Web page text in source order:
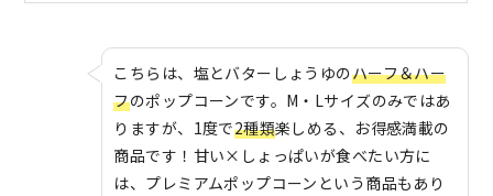
こちらは、塩とバターしょうゆのハーフ＆ハー
フのポップコーンです。M・Lサイズのみではあ
りますが、1度で2種類楽しめる、お得感満載の
商品です！甘い×しょっぱいが食べたい方に
は、プレミアムポップコーンという商品もあり